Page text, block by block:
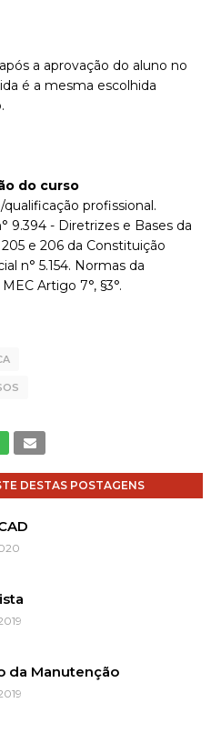
a aprovação do aluno no
é a mesma escolhida
do curso
profissional.
9.394 - Diretrizes e Bases da
e 206 da Constituição
n° 5.154. Normas da
Artigo 7°, §3°.
DESTAS POSTAGENS
da Manutenção